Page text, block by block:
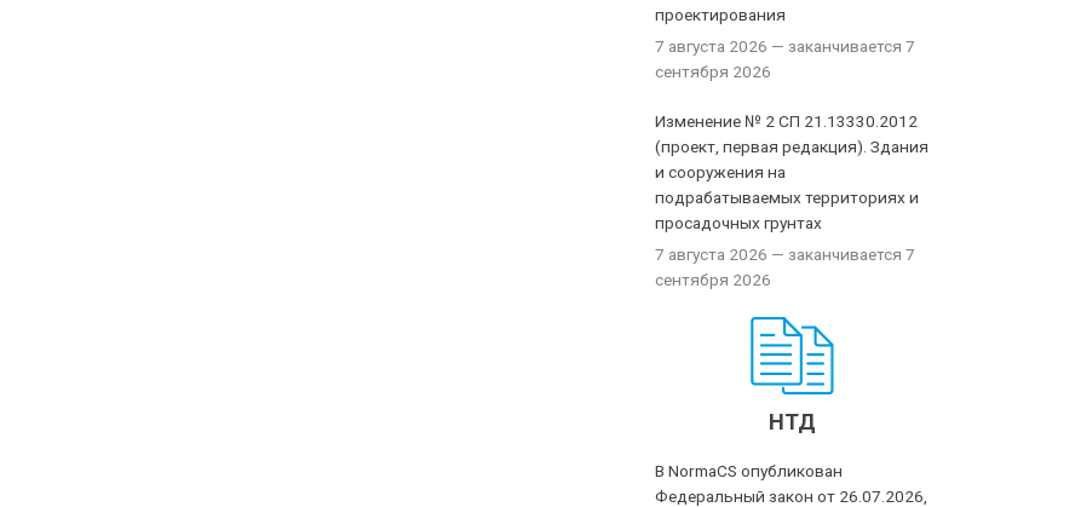
проектирования
7 августа 2026 — заканчивается 7
сентября 2026
Изменение № 2 СП 21.13330.2012
(проект, первая редакция). Здания
и сооружения на
подрабатываемых территориях и
просадочных грунтах
7 августа 2026 — заканчивается 7
сентября 2026
НТД
В NormaCS опубликован
Федеральный закон от 26.07.2026,